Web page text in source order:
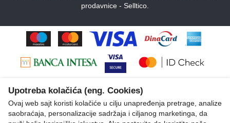
prodavnice - Selltico.
Upotreba kolačića (eng. Cookies)
Ovaj web sajt koristi kolačiće u cilju unapređenja pretrage, analize
saobraćaja, personalizacije sadržaja i ciljanog marketinga, da